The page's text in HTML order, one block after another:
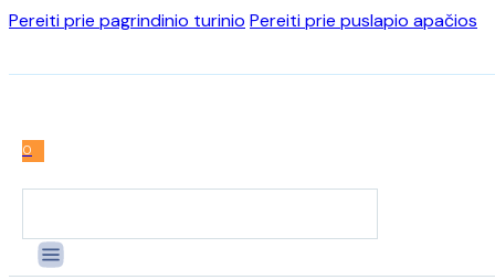
Pereiti prie pagrindinio turinio Pereiti prie puslapio apačios
0